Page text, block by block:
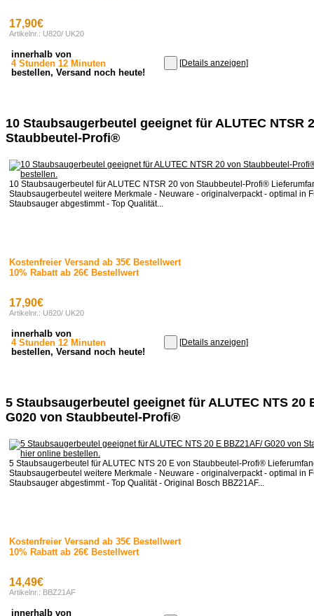
17,90€
Artikelnr.: U820/ UK20
innerhalb von
4 Stunden 12 Minuten
bestellen, Versand noch heute!
[Details anzeigen]
10 Staubsaugerbeutel geeignet für ALUTEC NTSR
Staubbeutel-Profi®
10 Staubsaugerbeutel für ALUTEC NTSR 20 von Staubbeutel-Profi®
Staubsaugerbeutel weitere Merkmale - Neuware - originalverpackt - optimal in
Staubsauger abgestimmt - Top Qualität...
Kostenfreier Versand ab 35€ Bestellwert
10% Rabatt ab 26€ Bestellwert
17,90€
Artikelnr.: U820/ UK20
innerhalb von
4 Stunden 12 Minuten
bestellen, Versand noch heute!
[Details anzeigen]
5 Staubsaugerbeutel geeignet für ALUTEC NTS 20
G020 von Staubbeutel-Profi®
5 Staubsaugerbeutel für ALUTEC NTS 20 E von Staubbeutel-Profi®
Staubsaugerbeutel weitere Merkmale - Neuware - originalverpackt - optimal in
Staubsauger abgestimmt - Top Qualität - Original Bosch BBZ21AF...
Kostenfreier Versand ab 35€ Bestellwert
10% Rabatt ab 26€ Bestellwert
14,49€
Artikelnr.: BBZ21AF
innerhalb von